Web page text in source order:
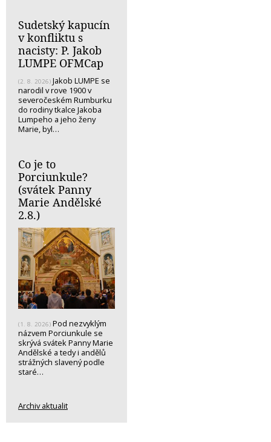
Sudetský kapucín
v konfliktu s
nacisty: P. Jakob
LUMPE OFMCap
(2. 8. 2026) Jakob LUMPE se
narodil v rove 1900 v
severočeském Rumburku
do rodiny tkalce Jakoba
Lumpeho a jeho ženy
Marie, byl…
Co je to
Porciunkule?
(svátek Panny
Marie Andělské
2.8.)
(1. 8. 2026) Pod nezvyklým
názvem Porciunkule se
skrývá svátek Panny Marie
Andělské a tedy i andělů
strážných slavený podle
staré…
Archiv aktualit